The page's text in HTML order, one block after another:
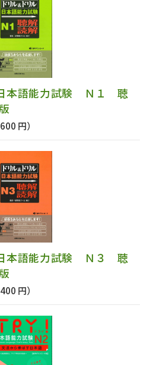
本語能力試験 Ｎ１ 聴
円）
本語能力試験 Ｎ３ 聴
円）